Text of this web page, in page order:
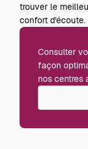
trouver le
confort d'écoute.
Consulter
façon
nos centres